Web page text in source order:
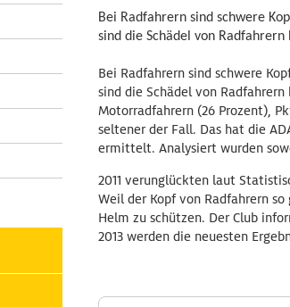
Bei Radfahrern sind schwere
sind die Schädel von
Bei Radfahrern sind schwere
sind die Schädel von
Motorradfahrern (26 Prozent),
seltener der Fall. Das hat die
ermittelt. Analysiert wurden
2011 verunglückten laut
Weil der Kopf von Radfahrern
Helm zu schützen. Der Club
2013 werden die neuesten